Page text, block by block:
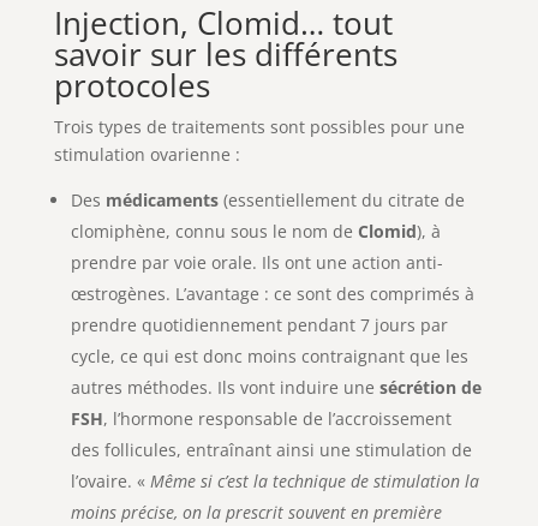
Injection, Clomid… tout
savoir sur les différents
protocoles
Trois types de traitements sont possibles pour une
stimulation ovarienne :
Des médicaments(essentiellement du citrate de
clomiphène, connu sous le nom de Clomid), à
prendre par voie orale. Ils ont une action anti-
œstrogènes. L’avantage : ce sont des comprimés à
prendre quotidiennement pendant 7 jours par
cycle, ce qui est donc moins contraignant que les
autres méthodes. Ils vont induire une sécrétion de
FSH, l’hormone responsable de l’accroissement
des follicules, entraînant ainsi une stimulation de
l’ovaire. « Même si c’est la technique de stimulation la
moins précise, on la prescrit souvent en première